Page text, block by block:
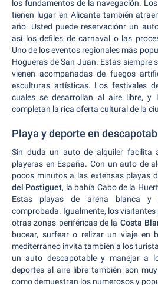
los fundamentos de la navegación.
tienen lugar en Alicante también
año. Usted puede reservaciónr un
así los defiles de carnaval o las
Uno de los eventos regionales más
Hogueras de San Juan. Estas siempre
vienen acompañadas de fuegos
esculturas artísticas. Los festivales
cuales se desarrollan al aire libre, y
completan la rica oferta cultural de la
Playa y deporte en
Sin duda un auto de alquiler facilita
playeras en España. Con un auto de
pocos minutos a las extensas playas
del Postiguet, la bahía Cabo de la
Estas playas de arena blanca y
comprobada. Igualmente, los visitantes
otras zonas periféricas de la Costa
bucear, surfear o relizar un viaje en
mediterráneo invita también a los
un auto descapotable y manejar a
deportes al aire libre también son
como demuestran los numerosos y